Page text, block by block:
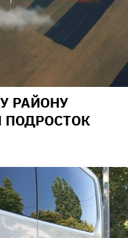
РАЙОНУ